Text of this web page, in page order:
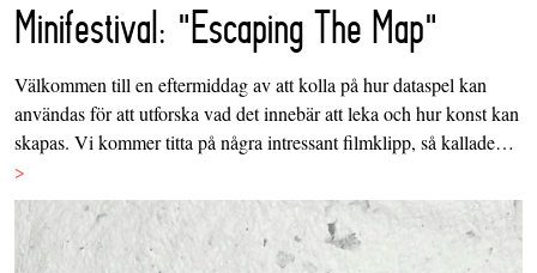
Minifestival: "Escaping The Map"
Välkommen till en eftermiddag av att kolla på hur dataspel kan
användas för att utforska vad det innebär att leka och hur konst kan
skapas. Vi kommer titta på några intressant filmklipp, så kallade…
>